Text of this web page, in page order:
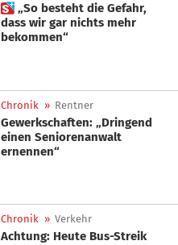
 „So besteht die Gefahr,
dass wir gar nichts mehr
bekommen“
Chronik » Rentner
Gewerkschaften: „Dringend
einen Seniorenanwalt
ernennen“
Chronik » Verkehr
Achtung: Heute Bus-Streik